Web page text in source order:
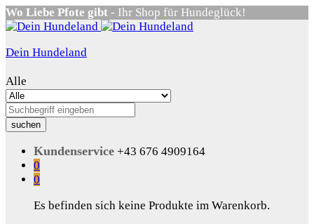
Wo Liebe Pfote gibt - Ihr Shop für Hundeglück!
Dein Hundeland
Alle
suchen
Kundenservice +43 676 4909164
0
0
Es befinden sich keine Produkte im Warenkorb.